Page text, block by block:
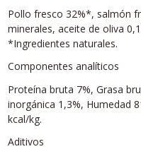
Pollo fresco 32%*, salmón
minerales, aceite de oliva
*Ingredientes naturales.
Componentes analíticos
Proteína bruta 7%, Grasa
inorgánica 1,3%, Humedad
kcal/kg.
Aditivos